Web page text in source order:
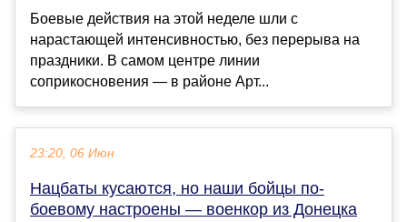
Боевые действия на этой неделе шли с
нарастающей интенсивностью, без перерыва на
праздники. В самом центре линии
соприкосновения — в районе Арт...
23:20, 06 Июн
Нацбаты кусаются, но наши бойцы по-
боевому настроены — военкор из Донецка